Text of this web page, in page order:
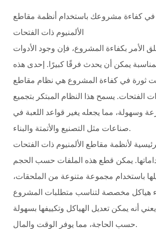
كفاءة مشروعك باستخدام أنظمة مقاطع
الألمنيوم ذات الفتحات
الأمر بكفاءة المشروع، فإن وجود الأدوات
يمكن أن يحدث فرقًا كبيرًا. إحدى هذه
ثورة في كفاءة المشروع هي نظام مقاطع
الفتحات. يسمح هذا النظام المبتكر بتجميع
وسهولة، مما يجعله يغير قواعد اللعبة في
صناعات مثل التصنيع والأتمتة والبناء.
لأنظمة مقاطع الألمنيوم ذات الفتحات
يمكن قطع هذه الملفات حسب الحجم
باستخدام مجموعة متنوعة من الملحقات،
هياكل مخصصة لتناسب متطلبات المشروع
أنه يمكن تعديل الهياكل وتكييفها بسهولة
حسب الحاجة، مما يوفر الوقت والمال.